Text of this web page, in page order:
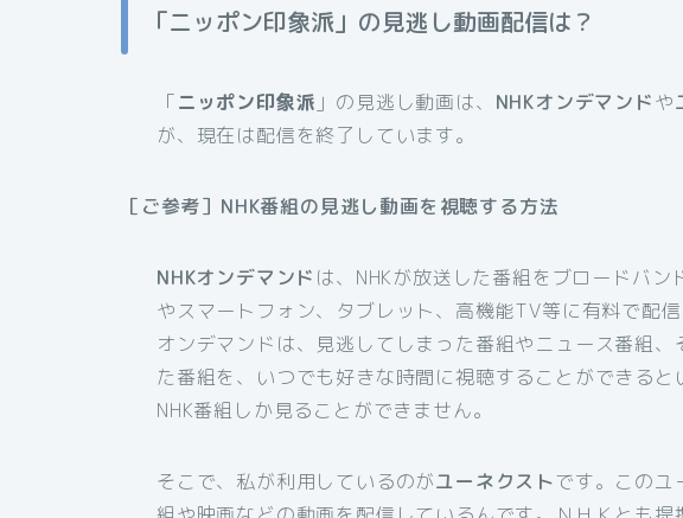
「ニッポン印象派」の見逃し動画配信は？
「ニッポン印象派 」の見逃し動画は、 NHKオンデマンドや
が、現在は配信を終了しています。
［ご参考］NHK番組の見逃し動画を視聴する方法
NHKオンデマンド は、NHKが放送した番組をブロードバ
やスマートフォン、タブレット、高機能TV等に有料で配
オンデマンドは、見逃してしまった番組やニュース番組
た番組を、いつでも好きな時間に視聴することができると
NHK番組しか見ることができません。
そこで、私が利用しているのがユーネクストです。このユ